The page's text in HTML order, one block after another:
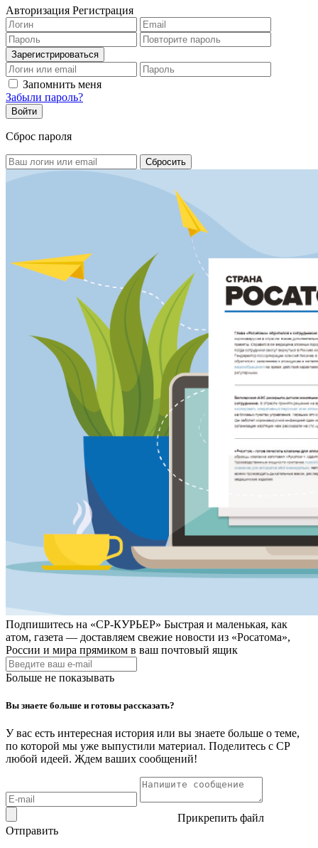
Авторизация Регистрация
Запомнить меня
Забыли пароль?
Сброс пароля
Подпишитесь на «СР-КУРЬЕР» Быстрая и маленькая, как
атом, газета — доставляем свежие новости из «Росатома»,
России и мира прямиком в ваш почтовый ящик
Больше не показывать
Вы знаете больше и готовы рассказать?
У вас есть интересная история или вы знаете больше о теме,
по которой мы уже выпустили материал. Поделитесь с СР
любой идеей. Ждем ваших сообщений!
Прикрепить файл
Отправить